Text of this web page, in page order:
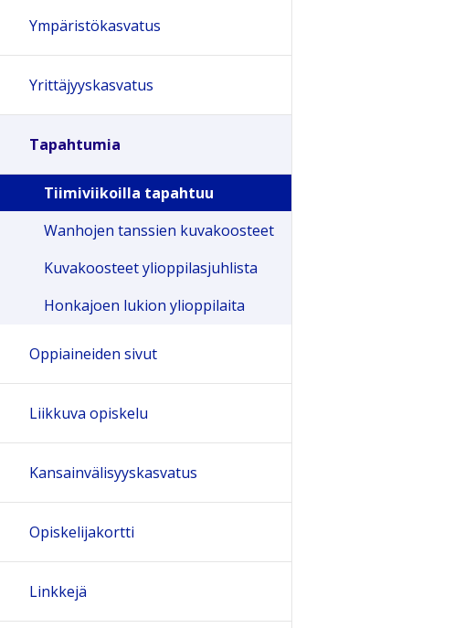
Ympäristökasvatus
Yrittäjyyskasvatus
Tapahtumia
Tiimiviikoilla tapahtuu
Wanhojen tanssien kuvakoosteet
Kuvakoosteet ylioppilasjuhlista
Honkajoen lukion ylioppilaita
Oppiaineiden sivut
Liikkuva opiskelu
Kansainvälisyyskasvatus
Opiskelijakortti
Linkkejä